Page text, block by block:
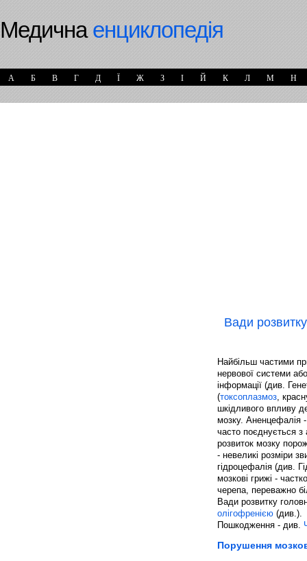
Медичнаенциклопедія
А Б В Г Д Ї Ж З І Й К Л М Н
Вади
Найбільш частими
нервової системи
інформації (див.
(токсоплазмоз,
шкідливого впливу
мозку. Аненцефалія -
часто поєднується
розвиток мозку
- невеликі розміри
гідроцефалія (див.
мозкові грижі -
черепа, переважно
Вади розвитку
олігофренією (див.).
Пошкодження - див.
Порушення